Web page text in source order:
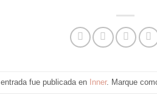
fue publicada en Inner. Marque